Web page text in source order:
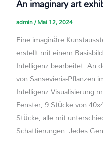
An imaginary art
admin/Mai 12, 2024
Eine imaginäre
erstellt mit einem
Intelligenz bearbeitet. An
von Sansevieria-Pflanzen
Intelligenz Visualisierung
Fenster, 9 Stücke von
Stücke, alle mit
Schattierungen. Jedes